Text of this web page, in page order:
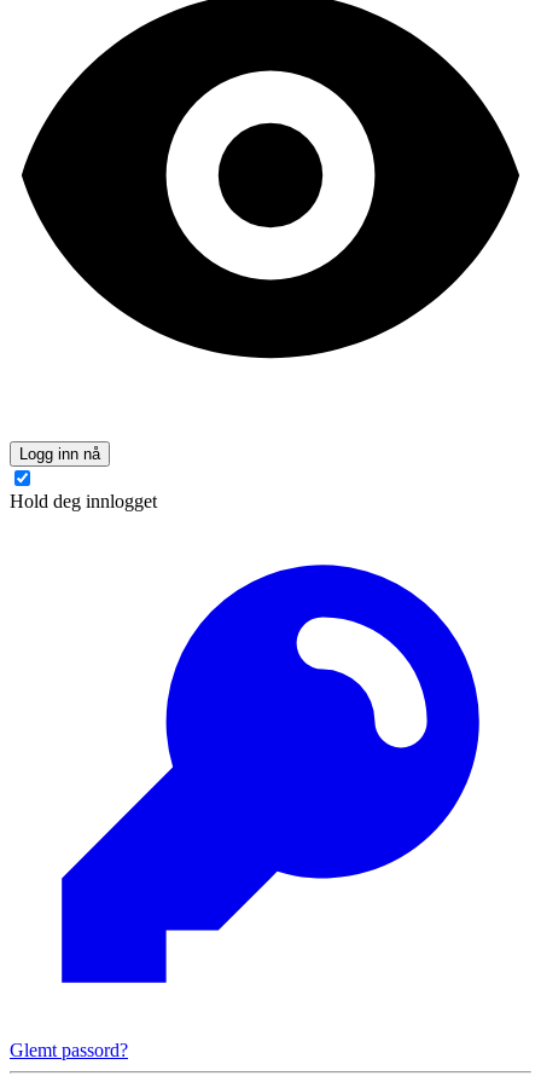
Logg inn nå
Hold deg innlogget
Glemt passord?